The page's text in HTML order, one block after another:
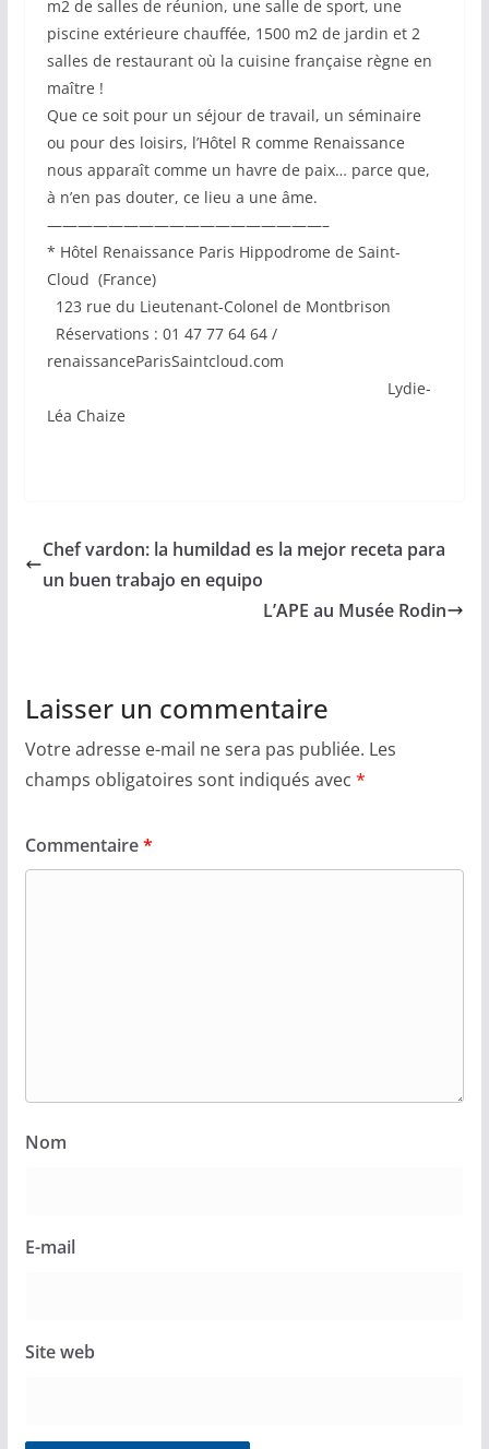
m2 de salles de réunion, une salle de sport, une
piscine extérieure chauffée, 1500 m2 de jardin et 2
salles de restaurant où la cuisine française règne en
maître !
Que ce soit pour un séjour de travail, un séminaire
ou pour des loisirs, l’Hôtel R comme Renaissance
nous apparaît comme un havre de paix… parce que,
à n’en pas douter, ce lieu a une âme.
——————————————————–
* Hôtel Renaissance Paris Hippodrome de Saint-
Cloud (France)
123 rue du Lieutenant-Colonel de Montbrison
Réservations : 01 47 77 64 64 /
renaissanceParisSaintcloud.com
Lydie-
Léa Chaize
Chef vardon: la humildad es la mejor receta para
un buen trabajo en equipo
L’APE au Musée Rodin
Laisser un commentaire
Votre adresse e-mail ne sera pas publiée. Les
champs obligatoires sont indiqués avec *
Commentaire*
Nom
E-mail
Site web